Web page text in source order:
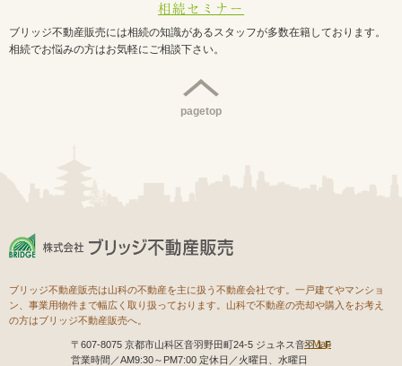
相続セミナー
ブリッジ不動産販売には相続の知識があるスタッフが多数在籍しております。
相続でお悩みの方はお気軽にご相談下さい。
pagetop
ブリッジ不動産販売は山科の不動産を主に扱う不動産会社です。一戸建てやマンショ
ン、事業用物件まで幅広く取り扱っております。山科で不動産の売却や購入をお考え
の方はブリッジ不動産販売へ。
Map
〒607-8075 京都市山科区音羽野田町24-5 ジュネス音羽１F
営業時間／AM9:30～PM7:00 定休日／火曜日、水曜日